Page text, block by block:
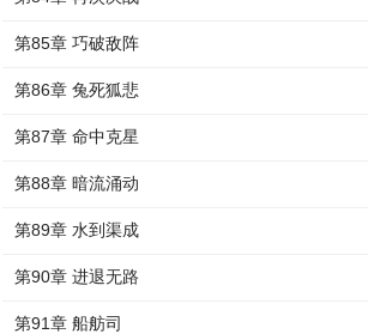
第85章 巧破敌阵
第86章 兔死狐悲
第87章 命中克星
第88章 暗流涌动
第89章 水到渠成
第90章 进退无路
第91章 船舫司